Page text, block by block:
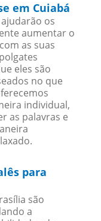
em Cuiabá
os
aumentar o
as suas
eles são
no que
individual,
as palavras e
para
são
a